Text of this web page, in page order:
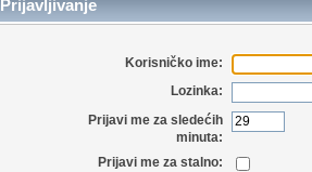
Prijavljivanje
Korisničko ime:
Lozinka:
Prijavi me za sledećih
minuta:
Prijavi me za stalno: